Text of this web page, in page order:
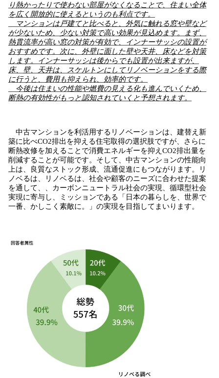
り熱かったりで使わない部屋がなくなることで、住まい全体
を広く開放的に使えるというのも利点です。
マンションは戸建てと比べると、外気に触れる窓や壁など
が少ないため、少ない対策で高い効果が見込めます。まず、
熱貫流率が高い窓の対策が有効で、インナーサッシの設置が
おすすめです。次に、外壁に面した壁や天井、床などを対策
します。インナーサッシは後からでも設置が出来ますが、
床、壁、天井は、スケルトンにしてリノベーションをする際
に行うと、費用も抑えられ、効率的です。
今後は住まいの性能や燃費の見える化も進んでいくため、
断熱の有効性がもっと認知されていくと予想されます。
中古マンションを利活用するリノベーションは、建替え新
築に比べCO2排出を抑える住宅取得の選択肢ですが、さらに
断熱改修を加えることで消費エネルギーを抑えCO2排出量を
削減することが可能です。そして、中古マンションの性能向
上は、良質なストック形成、流通促進にもつながります。リ
ノベるは、リノベるは、社会や顧客のニーズに合わせた提案
を通して、、カーボンニュートラル社会の実現、循環型社会
実現に寄与し、ミッションである「日本の暮らしを、世界で
一番、かしこく素敵に。」の実現を目指してまいります。